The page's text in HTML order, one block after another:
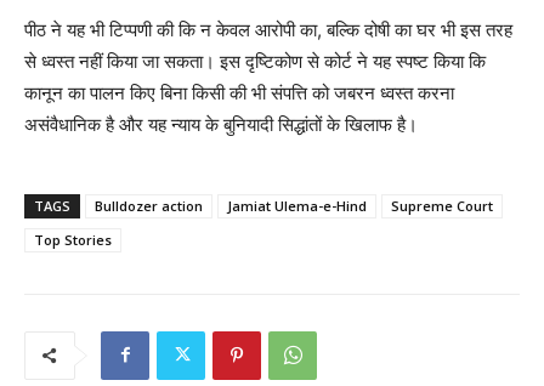
पीठ ने यह भी टिप्पणी की कि न केवल आरोपी का, बल्कि दोषी का घर भी इस तरह
से ध्वस्त नहीं किया जा सकता। इस दृष्टिकोण से कोर्ट ने यह स्पष्ट किया कि
कानून का पालन किए बिना किसी की भी संपत्ति को जबरन ध्वस्त करना
असंवैधानिक है और यह न्याय के बुनियादी सिद्धांतों के खिलाफ है।
TAGS Bulldozer action Jamiat Ulema-e-Hind
Supreme Court
Top Stories